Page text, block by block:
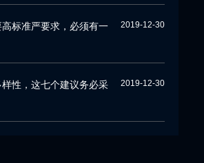
2019-12-30
标准严要求，必须有一
2019-12-30
性，这七个建议务必采